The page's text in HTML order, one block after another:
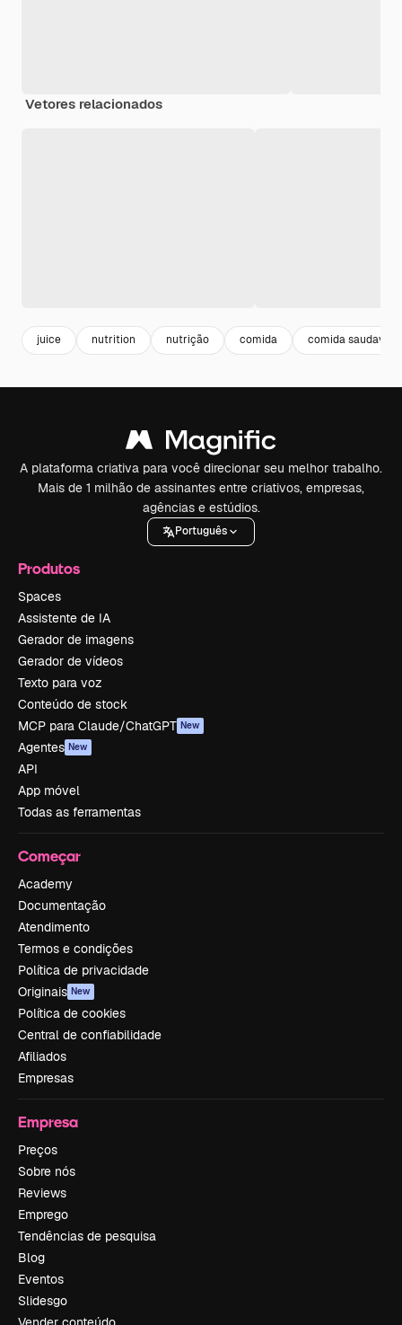
Vetores relacionados
juice nutrition nutrição comida comida saudavel
A plataforma criativa para você direcionar seu melhor trabalho.
Mais de 1 milhão de assinantes entre criativos, empresas,
agências e estúdios.
Português
Produtos
Spaces
Assistente de IA
Gerador de imagens
Gerador de vídeos
Texto para voz
Conteúdo de stock
MCP para Claude/ChatGPT New
Agentes New
API
App móvel
Todas as ferramentas
Começar
Academy
Documentação
Atendimento
Termos e condições
Política de privacidade
Originais New
Política de cookies
Central de confiabilidade
Afiliados
Empresas
Empresa
Preços
Sobre nós
Reviews
Emprego
Tendências de pesquisa
Blog
Eventos
Slidesgo